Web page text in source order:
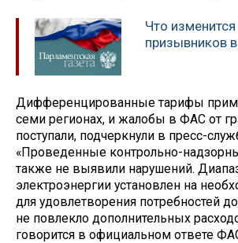
Что
призывников
Дифференцированные тарифы
семи регионах, и жалобы в ФАС от
поступали, подчеркнули в пресс-
«Проведенные контрольно-
также не выявили нарушений.
электроэнергии установлен на
для удовлетворения потребностей
не повлекло дополнительных
говорится в официальном ответе